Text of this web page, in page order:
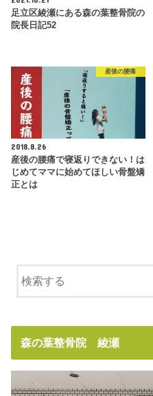
足立区綾瀬にある森の葉整骨院の
院長日記52
産後の腰痛
2018.8.26
産後の腰痛で寝返りできない！は
じめてママに始めてほしい骨盤矯
正とは
森の葉整骨院 綾瀬